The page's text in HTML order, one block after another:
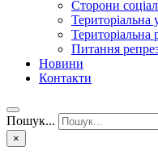
Сторони
Територіальна
Територіальна
Питання
Новини
Контакти
Пошук...
×